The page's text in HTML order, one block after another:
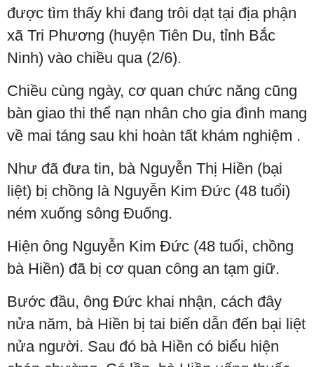
được tìm thấy khi đang trôi dạt tại địa phận
xã Tri Phương (huyện Tiên Du, tỉnh Bắc
Ninh) vào chiều qua (2/6).
Chiều cùng ngày, cơ quan chức năng cũng
bàn giao thi thể nạn nhân cho gia đình mang
về mai táng sau khi hoàn tất khám nghiệm .
Như đã đưa tin, bà Nguyễn Thị Hiền (bại
liệt) bị chồng là Nguyễn Kim Đức (48 tuổi)
ném xuống sông Đuống.
Hiện ông Nguyễn Kim Đức (48 tuổi, chồng
bà Hiền) đã bị cơ quan công an tạm giữ.
Bước đầu, ông Đức khai nhận, cách đây
nửa năm, bà Hiền bị tai biến dẫn đến bại liệt
nửa người. Sau đó bà Hiền có biểu hiện